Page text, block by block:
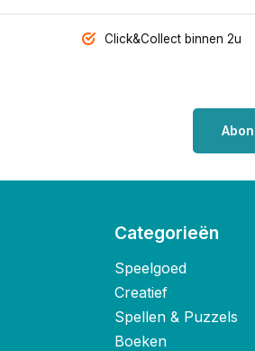
Click&Collect binnen 2u
Categorieën
Speelgoed
Creatief
Spellen & Puzzels
Boeken